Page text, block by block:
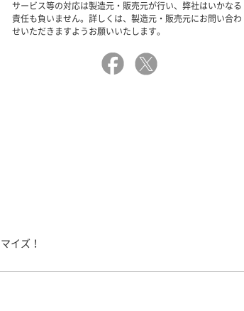
サービス等の対応は製造元・販売元が行い、弊社はいかなる
責任も負いません。詳しくは、製造元・販売元にお問い合わ
せいただきますようお願いいたします。
イズ！